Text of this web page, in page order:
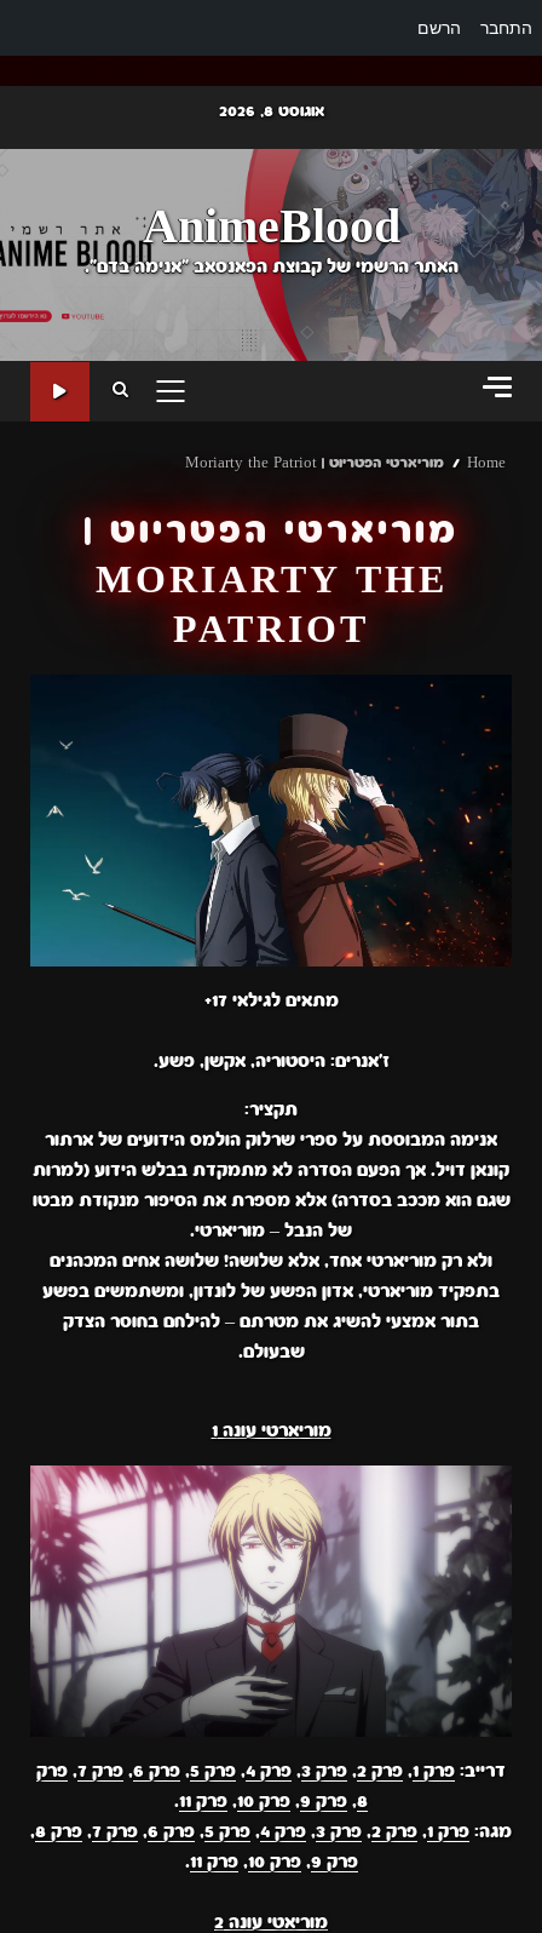
התחבר הרשם
content
אוגוסט 8, 2026
AnimeBlood
האתר הרשמי של קבוצת הפאנסאב "אנימה בדם".
PRIMARY
Home מוריארטי הפטריוט | Moriarty the Patriot
מוריארטי הפטריוט |
MORIARTY THE
PATRIOT
מתאים לגילאי 17+
ז'אנרים: היסטוריה, אקשן, פשע.
תקציר:
אנימה המבוססת על ספרי שרלוק הולמס הידועים של ארתור
קונאן דויל. אך הפעם הסדרה לא מתמקדת בבלש הידוע (למרות
שגם הוא מככב בסדרה) אלא מספרת את הסיפור מנקודת מבטו
של הנבל – מוריארטי.
ולא רק מוריארטי אחד, אלא שלושה! שלושה אחים המכהנים
בתפקיד מוריארטי, אדון הפשע של לונדון, ומשתמשים בפשע
בתור אמצעי להשיג את מטרתם – להילחם בחוסר הצדק
שבעולם.
מוריארטי עונה 1
דרייב: פרק 1 , פרק 2 , פרק 3 , פרק 4 , פרק 5 , פרק 6 , פרק 7 , פרק
8
, פרק 9 , פרק 10 , פרק 11
.
מגה: פרק 1 , פרק 2 , פרק 3 , פרק 4 , פרק 5 , פרק 6 , פרק 7 , פרק 8
,
פרק 9
,פרק 10 ,פרק 11 .
מוריאטי עונה 2